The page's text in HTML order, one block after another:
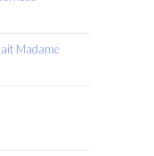
Madame